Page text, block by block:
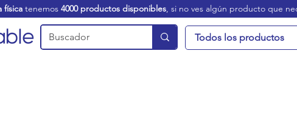
física tenemos 4000 productos disponibles, si no ves algún producto que
Todos los productos